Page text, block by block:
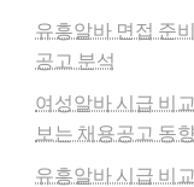
유흥알바 면접 준
공고 분석
여성알바 시급 비
보는 채용공고 동
유흥알바 시급 비